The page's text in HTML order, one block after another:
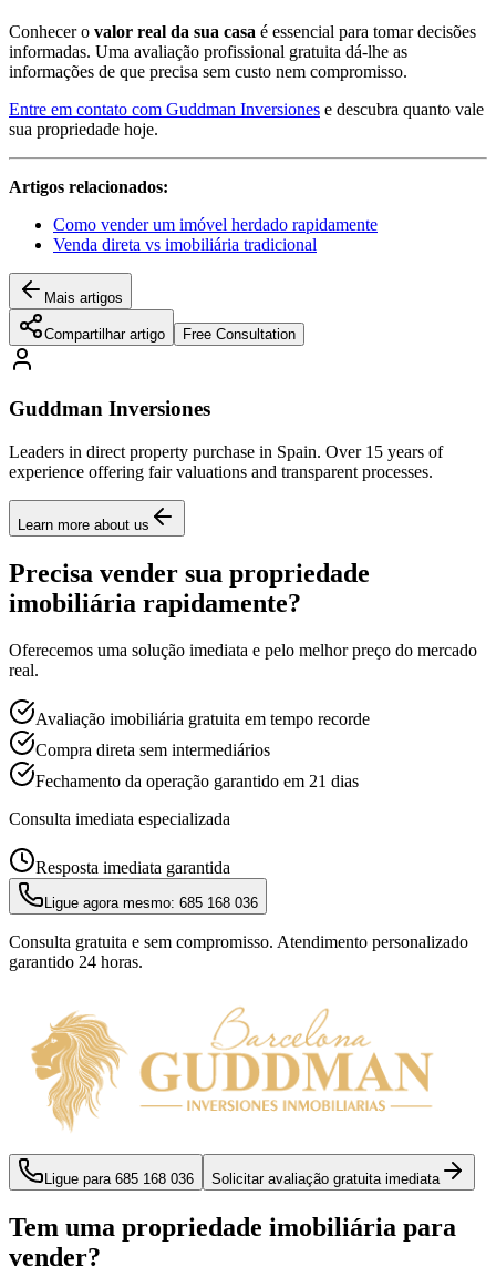
Conhecer o valor real da sua casa é essencial para tomar decisões
informadas. Uma avaliação profissional gratuita dá-lhe as
informações de que precisa sem custo nem compromisso.
Entre em contato com Guddman Inversiones e descubra quanto vale
sua propriedade hoje.
Artigos relacionados:
Como vender um imóvel herdado rapidamente
Venda direta vs imobiliária tradicional
Mais artigos
Compartilhar artigo Free Consultation
Guddman Inversiones
Leaders in direct property purchase in Spain. Over 15 years of
experience offering fair valuations and transparent processes.
Learn more about us
Precisa vender sua propriedade
imobiliária rapidamente?
Oferecemos uma solução imediata e pelo melhor preço do mercado
real.
Avaliação imobiliária gratuita em tempo recorde
Compra direta sem intermediários
Fechamento da operação garantido em 21 dias
Consulta imediata especializada
Resposta imediata garantida
Ligue agora mesmo: 685 168 036
Consulta gratuita e sem compromisso. Atendimento personalizado
garantido 24 horas.
Ligue para 685 168 036 Solicitar avaliação gratuita imediata
Tem uma propriedade imobiliária para
vender?